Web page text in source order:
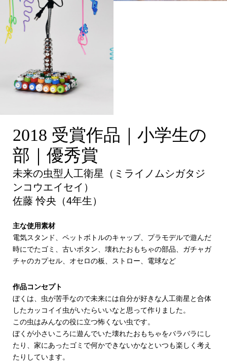
未来の虫型人工衛星（ミ
ライノムシガタジンコウ
エイセイ）
2018 受賞作品｜小学生の
部｜優秀賞
未来の虫型人工衛星（ミライノムシガタジ
ンコウエイセイ）
佐藤 怜央（4年生）
主な使用素材
電気スタンド、ペットボトルのキャップ、プラモデルで遊んだ
時にでたゴミ、古いボタン、壊れたおもちゃの部品、ガチャガ
チャのカプセル、オセロの板、ストロー、電球など
作品コンセプト
ぼくは、虫が苦手なので未来には自分が好きな人工衛星と合体
したカッコイイ虫がいたらいいなと思って作りました。
この虫はみんなの役に立つ怖くない虫です。
ぼくが小さいころに遊んでいた壊れたおもちゃをバラバラにし
たり、家にあったゴミで何かできないかなといつも楽しく考え
たりしています。